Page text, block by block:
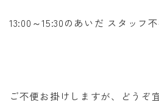
13:00～15:30のあいだ スタッフ
ご不便お掛けしますが、どうぞ